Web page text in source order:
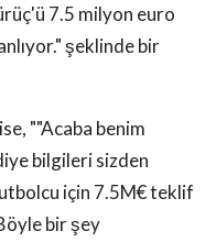
7.5 milyon euro
şeklinde bir
""Acaba benim
bilgileri sizden
için 7.5M€ teklif
bir şey